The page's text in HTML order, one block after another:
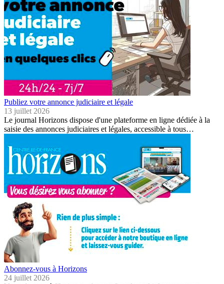
Publiez votre annonce judiciaire et légale
13 juillet 2026
Le journal Horizons dispose d'une plateforme en ligne dédiée à la
saisie des annonces judiciaires et légales, accessible à tous…
Abonnez-vous à Horizons
24 juillet 2026